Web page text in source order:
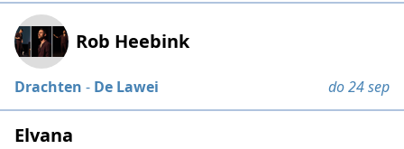
Rob Heebink
Drachten - De Lawei do 24 sep
Elvana